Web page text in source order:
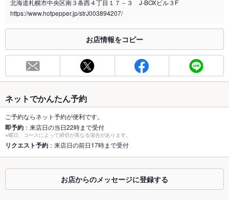
喫煙専用室 なし
お席
総席数
200席(【全席個室】何名様でも必ず個室にご案内【請求書払い
OK】)
最大宴会収
140人(掘りごたつ個室で最大140名様まで対応可能！)
個室 あり ：すべて掘りごたつ！最大140名様まで対応可能！
あり ：【全席堀りごたつ個室】何名様でも必ず個室にご案内し
ます
北海道札幌市中央区南３条西４丁目１７－３ J-BOXビル３F
https://www.hotpepper.jp/strJ003894207/
お店情報をコピー
ネットでかんたん予約
ご予約ならネット予約が便利です。
即予約 ：来店日の当日22時まで受付
※曜日、コースによって締切が異なる場合があります。
リクエスト予約 ：来店日の前日17時まで受付
お店からのメッセージに登録する